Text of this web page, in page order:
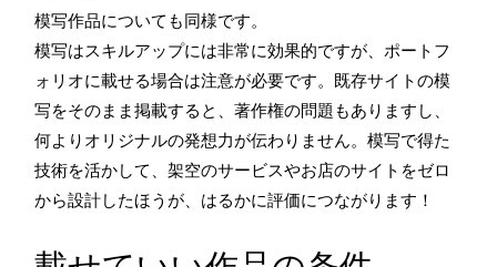
模写作品についても同様です。
模写はスキルアップには非常に効果的ですが、ポートフ
ォリオに載せる場合は注意が必要です。既存サイトの模
写をそのまま掲載すると、著作権の問題もありますし、
何よりオリジナルの発想力が伝わりません。模写で得た
技術を活かして、架空のサービスやお店のサイトをゼロ
から設計したほうが、はるかに評価につながります！